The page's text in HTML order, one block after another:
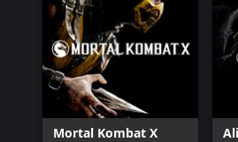
Mortal Kombat X